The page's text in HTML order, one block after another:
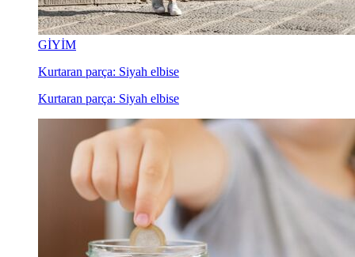
GİYİM
Kurtaran parça: Siyah elbise
Kurtaran parça: Siyah elbise